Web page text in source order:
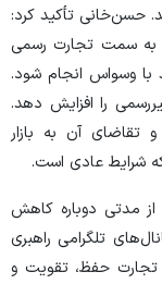
حسن‌خانی تأکید کرد:
به سمت تجارت رسمی
با وسواس انجام شود.
را افزایش دهد.
تقاضای آن به بازار
شرایط عادی است.
مدتی دوباره کاهش
تلگرامی راهبری
تجارت حفظ، تقویت و